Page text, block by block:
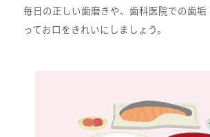
毎日の正しい歯磨きや、歯科医院での歯垢
ってお口をきれいにしましょう。